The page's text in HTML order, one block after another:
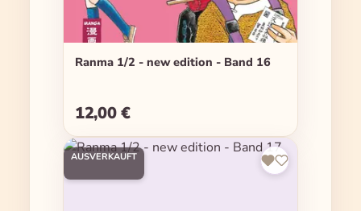
Ranma 1/2 - new edition - Band 16
Regulärer Preis:
12,00 €
AUSVERKAUFT